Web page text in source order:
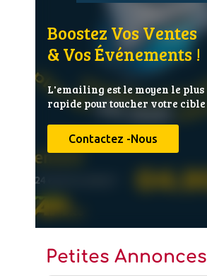
Annuaire Fournisseurs
Actualités
Contact
Boostez Vos Ventes
& Vos Événements !
L'emailing est le moyen le plus
rapide pour toucher votre cible
Contactez -Nous
Petites Annonces